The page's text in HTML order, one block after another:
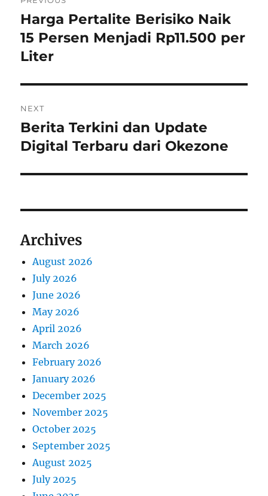
o
s
t
n
a
v
a
t
i
o
n
P
r
e
i
s
p
Harga Pertalite Berisiko Naik
15 Persen Menjadi Rp11.500 per
Liter
NEXT
N
e
t
o
t
Berita Terkini dan Update
Digital Terbaru dari Okezone
Archives
August 2026
July 2026
June 2026
May 2026
April 2026
March 2026
February 2026
January 2026
December 2025
November 2025
October 2025
September 2025
August 2025
July 2025